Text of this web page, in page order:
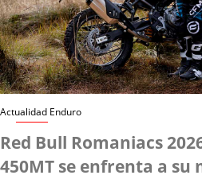
Actualidad Enduro
Red Bull Romaniacs
450MT se enfrenta a su